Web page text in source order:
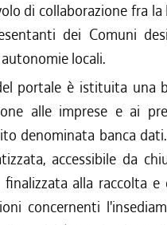
di collaborazione fra la
dei Comuni
locali.
portale è istituita una
alle imprese e ai
denominata banca
accessibile da
alla raccolta e
concernenti